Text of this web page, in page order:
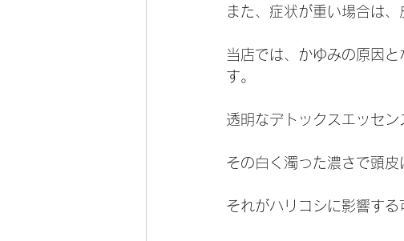
また、症状が重い場合は
当店では、かゆみの原因
す。
透明なデトックスエッセン
その白く濁った濃さで頭
それがハリコシに影響する